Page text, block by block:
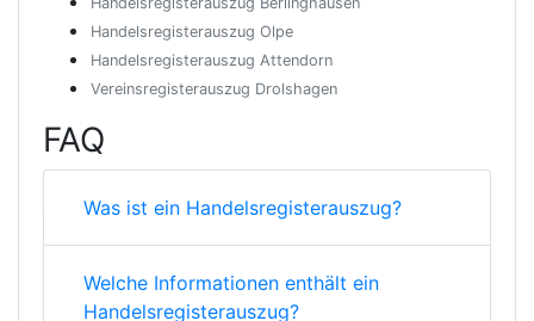
Handelsregisterauszug Olpe
Handelsregisterauszug Attendorn
Vereinsregisterauszug Drolshagen
FAQ
Was ist ein Handelsregisterauszug?
Welche Informationen enthält ein
Handelsregisterauszug?